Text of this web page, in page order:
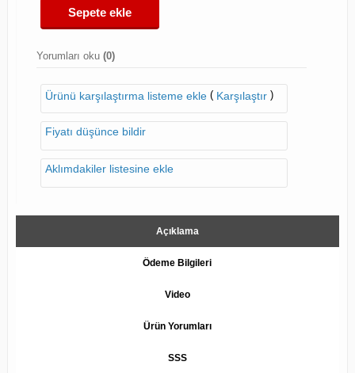
Sepete ekle
Yorumları oku (0)
Ürünü karşılaştırma listeme ekle( Karşılaştır)
Fiyatı düşünce bildir
Aklımdakiler listesine ekle
Açıklama
Ödeme Bilgileri
Video
Ürün Yorumları
SSS